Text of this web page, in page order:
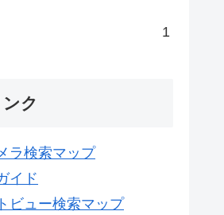
1
ク
ラ検索マップ
イド
ビュー検索マップ